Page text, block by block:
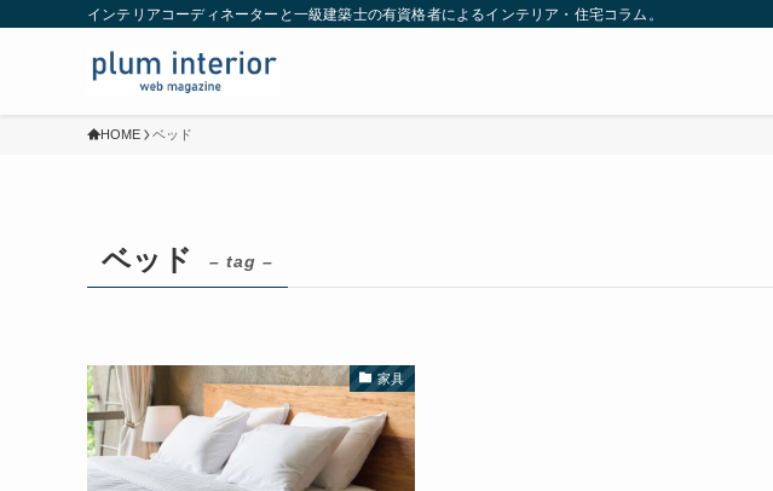
インテリアコーディネーターと一級建築士の有資格者によるインテリア・住宅コラム。
HOME ベッド
ベッド – tag –
家具